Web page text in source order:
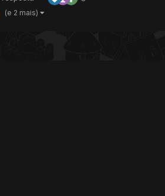
tópico......
(e 2 mais)